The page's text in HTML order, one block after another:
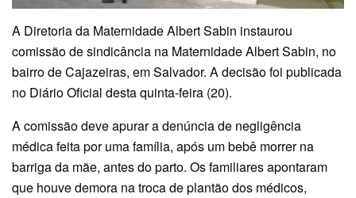
A Diretoria da Maternidade Albert Sabin instaurou
comissão de sindicância na Maternidade Albert Sabin, no
bairro de Cajazeiras, em Salvador. A decisão foi publicada
no Diário Oficial desta quinta-feira (20).
A comissão deve apurar a denúncia de negligência
médica feita por uma família, após um bebê morrer na
barriga da mãe, antes do parto. Os familiares apontaram
que houve demora na troca de plantão dos médicos,